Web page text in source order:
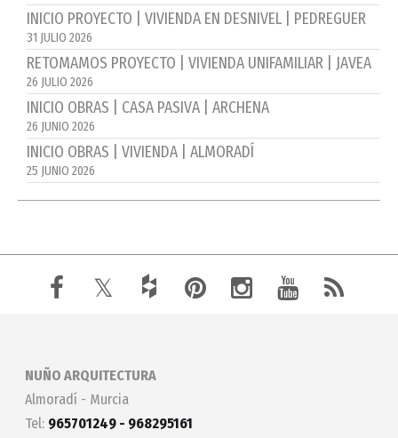
INICIO PROYECTO | VIVIENDA EN DESNIVEL | PEDREGUER
31 JULIO 2026
RETOMAMOS PROYECTO | VIVIENDA UNIFAMILIAR | JAVEA
26 JULIO 2026
INICIO OBRAS | CASA PASIVA | ARCHENA
26 JUNIO 2026
INICIO OBRAS | VIVIENDA | ALMORADÍ
25 JUNIO 2026
NUÑO ARQUITECTURA
Almoradí - Murcia
Tel: 965701249 - 968295161